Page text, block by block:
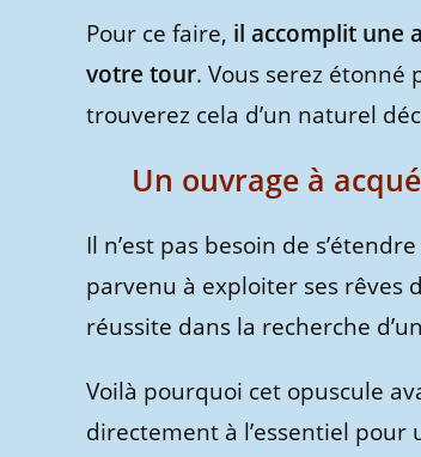
Pour ce faire, il accomplit une
votre tour. Vous serez
trouverez cela d’un naturel
Un ouvrage à
Il n’est pas besoin de
parvenu à exploiter ses rêves
réussite dans la recherche
Voilà pourquoi cet opuscule
directement à l’essentiel